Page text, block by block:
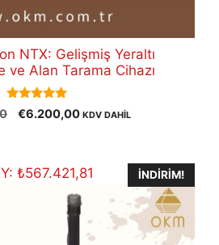
NTX: Gelişmiş Yeraltı
ve Alan Tarama Cihazı
5.00
out of 5
Orijinal
€6.200,00Şu
€6.200,00.
KDV DAHİL
₺567.421,81 İNDIRIM!